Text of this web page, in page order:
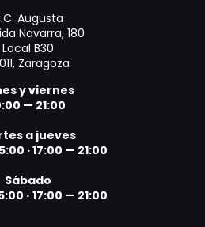
Augusta
Navarra, 180
Local B30
Zaragoza
y viernes
— 21:00
a jueves
·17:00 — 21:00
Sábado
· 17:00 — 21:00